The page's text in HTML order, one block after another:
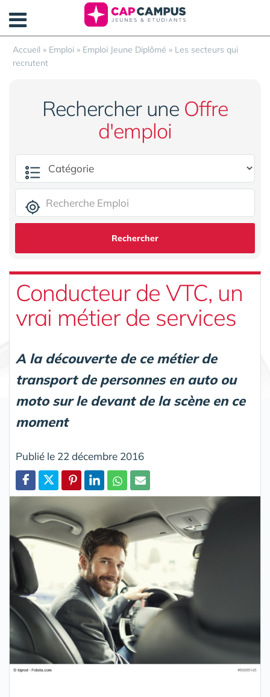
Accueil » Emploi » Emploi Jeune Diplômé » Les secteurs qui
recrutent
Rechercher une Offre
d'emploi
Rechercher
Conducteur de VTC, un
vrai métier de services
A la découverte de ce métier de
transport de personnes en auto ou
moto sur le devant de la scène en ce
moment
Publié le 22 décembre 2016
Partager
Panneau de gestion des cookies